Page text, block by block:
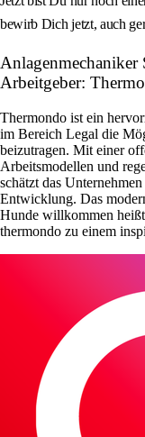
bewirb Dich jetzt, auch
Arbeitgeber:
Thermondo ist ein
im Bereich Legal die
beizutragen. Mit einer
Arbeitsmodellen und
schätzt das
Entwicklung. Das
Hunde willkommen
thermondo zu einem